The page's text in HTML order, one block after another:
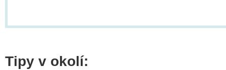
Tipy v okolí: